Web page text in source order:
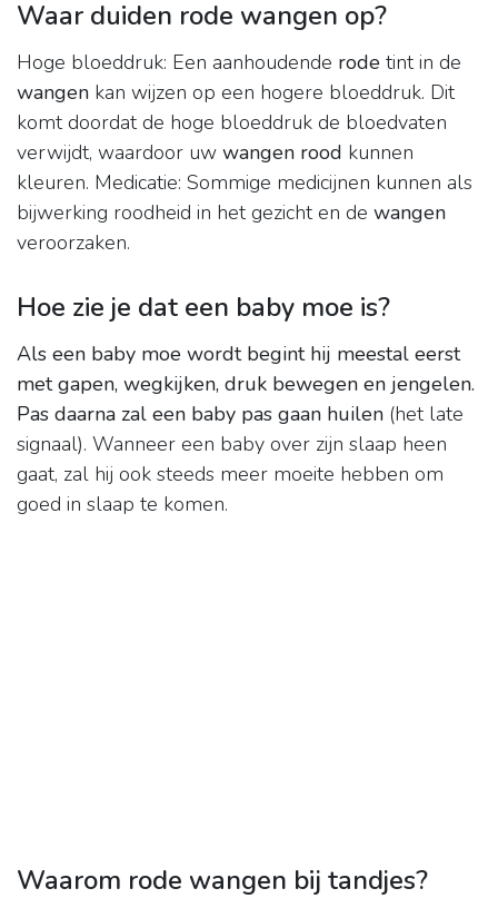
Waar duiden rode wangen op?
Hoge bloeddruk: Een aanhoudende rode tint in de
wangen kan wijzen op een hogere bloeddruk. Dit
komt doordat de hoge bloeddruk de bloedvaten
verwijdt, waardoor uw wangen rood kunnen
kleuren. Medicatie: Sommige medicijnen kunnen als
bijwerking roodheid in het gezicht en de wangen
veroorzaken.
Hoe zie je dat een baby moe is?
Als een baby moe wordt begint hij meestal eerst
met gapen, wegkijken, druk bewegen en jengelen.
Pas daarna zal een baby pas gaan huilen (het late
signaal). Wanneer een baby over zijn slaap heen
gaat, zal hij ook steeds meer moeite hebben om
goed in slaap te komen.
Waarom rode wangen bij tandjes?